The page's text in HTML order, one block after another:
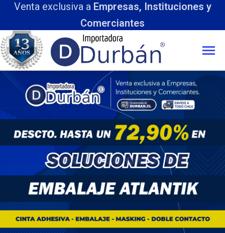
Venta exclusiva a Empresas, Instituciones y
Comerciantes